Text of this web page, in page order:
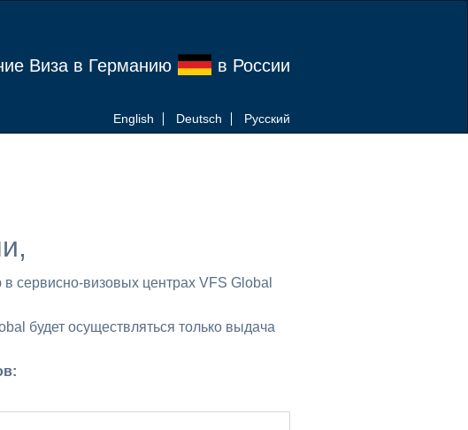
Виза в Германию в России
English Deutsch Pусский
сервисно-визовых центрах VFS Global
будет осуществляться только выдача